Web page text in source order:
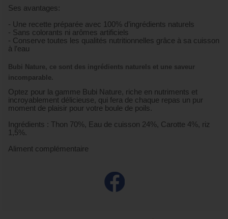
Ses avantages:
- Une recette préparée avec 100% d’ingrédients naturels
- Sans colorants ni arômes artificiels
- Conserve toutes les qualités nutritionnelles grâce à sa cuisson
à l’eau
Bubi Nature, ce sont des ingrédients naturels et une saveur
incomparable.
Optez pour la gamme Bubi Nature, riche en nutriments et
incroyablement délicieuse, qui fera de chaque repas un pur
moment de plaisir pour votre boule de poils.
Ingrédients : Thon 70%, Eau de cuisson 24%, Carotte 4%, riz
1,5%.
Aliment complémentaire